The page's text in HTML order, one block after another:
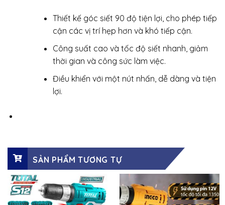
Thiết kế góc siết 90 độ tiện lợi, cho phép tiếp
cận các vị trí hẹp hơn và khó tiếp cận.
Công suất cao và tốc độ siết nhanh, giảm
thời gian và công sức làm việc.
Điều khiển với một nút nhấn, dễ dàng và tiện
lợi.
SẢN PHẨM TƯƠNG TỰ